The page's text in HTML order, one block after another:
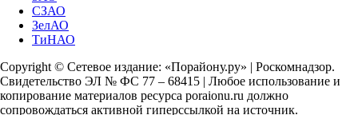
СЗАО
ЗелАО
ТиНАО
Copyright © Сетевое издание: «Порайону.ру» | Роскомнадзор.
Свидетельство ЭЛ № ФС 77 – 68415 | Любое использование и
копирование материалов ресурса poraionu.ru должно
сопровождаться активной гиперссылкой на источник.